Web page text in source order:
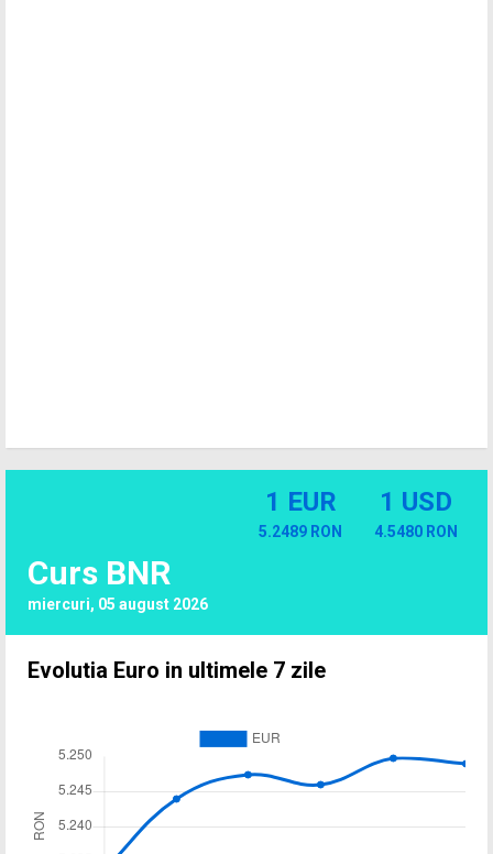
Curs BNR
miercuri, 05 august 2026
1 EUR
5.2489 RON
1 USD
4.5480 RON
Evolutia Euro in ultimele 7 zile